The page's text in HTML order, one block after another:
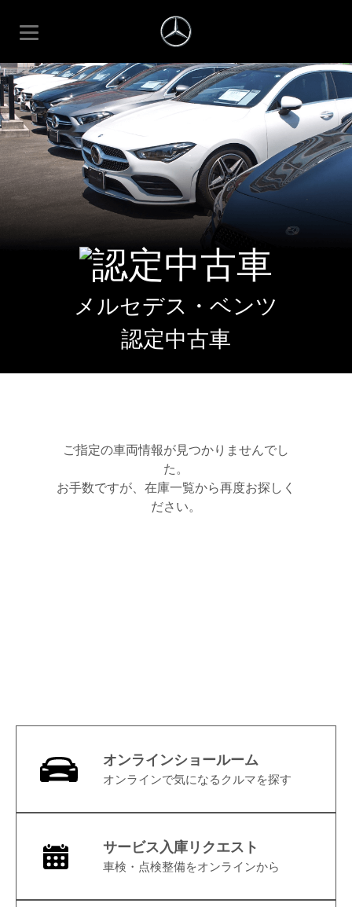
メルセデス・ベンツ
認定中古車
ご指定の車両情報が見つかりませんでし
た。
お手数ですが、 在庫一覧から再度お探しく
ださい。
オンラインショールーム
オンラインで気になるクルマを探す
サービス入庫リクエスト
車検・点検整備をオンラインから